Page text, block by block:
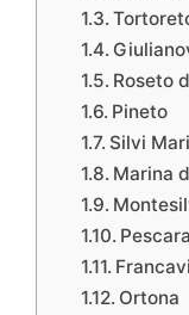
Roseto
Pineto
Silvi
Marina
Pescara
Ortona